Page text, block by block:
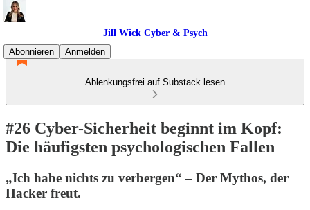
Jill Wick Cyber & Psych
Abonnieren
Anmelden
Ablenkungsfrei auf Substack lesen
#26 Cyber-Sicherheit beginnt im Kopf:
Die häufigsten psychologischen Fallen
„Ich habe nichts zu verbergen“ – Der Mythos, der
Hacker freut.